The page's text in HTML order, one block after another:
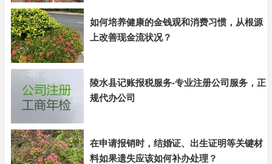
如何培养健康的金钱观和消费习惯，从根源
上改善现金流状况？
陵水县记账报税服务-专业注册公司服务，正
规代办公司
在申请报销时，结婚证、出生证明等关键材
料如果遗失应该如何补办处理？